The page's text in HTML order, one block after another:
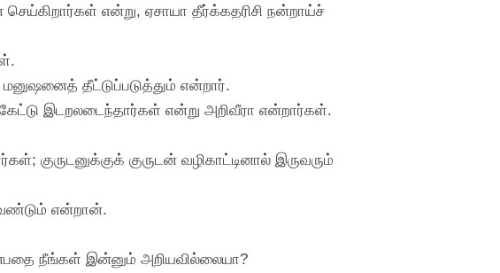
என்று, ஏசாயா தீர்க்கதரிசி நன்றாய்ச்
மனுஷனைத் தீட்டுப்படுத்தும் என்றார்.
இடறலடைந்தார்கள் என்று அறிவீரா என்றார்கள்.
குருடனுக்குக் குருடன் வழிகாட்டினால் இருவரும்
என்றான்.
நீங்கள் இன்னும் அறியவில்லையா?